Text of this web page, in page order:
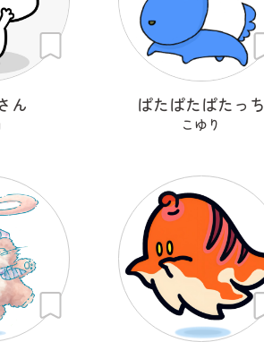
ん ぱたぱたぱたっち
こゆり